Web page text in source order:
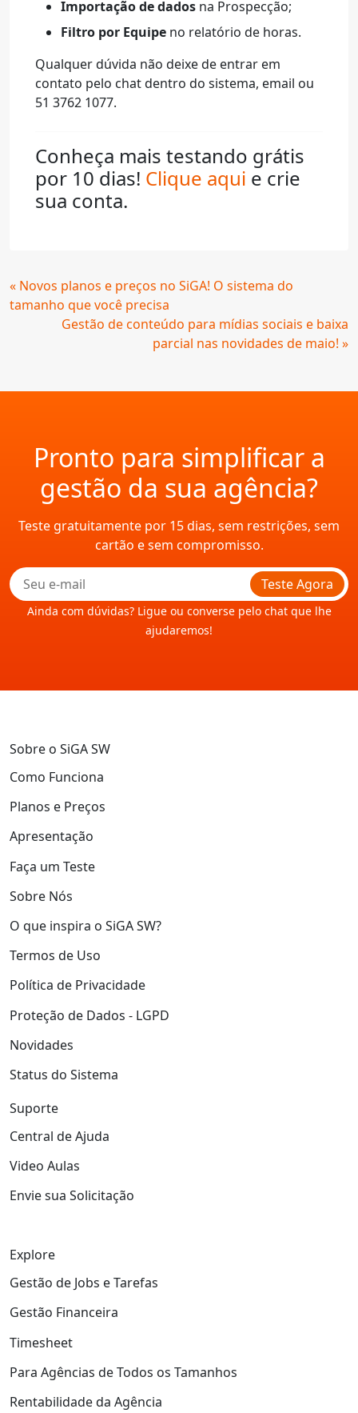
Importação de dados na Prospecção;
Filtro por Equipe no relatório de horas.
Qualquer dúvida não deixe de entrar em
contato pelo chat dentro do sistema, email ou
51 3762 1077.
Conheça mais testando grátis
por 10 dias! Clique aqui e crie
sua conta.
Continue
Lendo
« Novos planos e preços no SiGA! O sistema do
tamanho que você precisa
Gestão de conteúdo para mídias sociais e baixa
parcial nas novidades de maio! »
Pronto para simplificar a
gestão da sua agência?
Teste gratuitamente por 15 dias, sem restrições, sem
cartão e sem compromisso.
Teste Agora
Ainda com dúvidas? Ligue ou converse pelo chat que lhe
ajudaremos!
Sobre o SiGA SW
Como Funciona
Planos e Preços
Apresentação
Faça um Teste
Sobre Nós
O que inspira o SiGA SW?
Termos de Uso
Política de Privacidade
Proteção de Dados - LGPD
Novidades
Status do Sistema
Suporte
Central de Ajuda
Video Aulas
Envie sua Solicitação
Explore
Gestão de Jobs e Tarefas
Gestão Financeira
Timesheet
Para Agências de Todos os Tamanhos
Rentabilidade da Agência